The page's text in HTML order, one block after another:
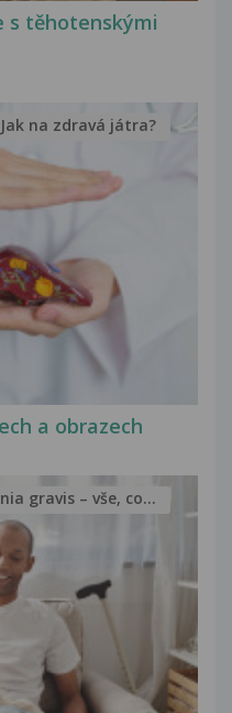
s těhotenskými
a obrazech
Jak na zdravá játra?
gravis – vše, co...